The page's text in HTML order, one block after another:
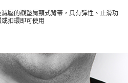
壓的襯墊肩頸式背帶，具有彈性、止滑功
扣環即可使用